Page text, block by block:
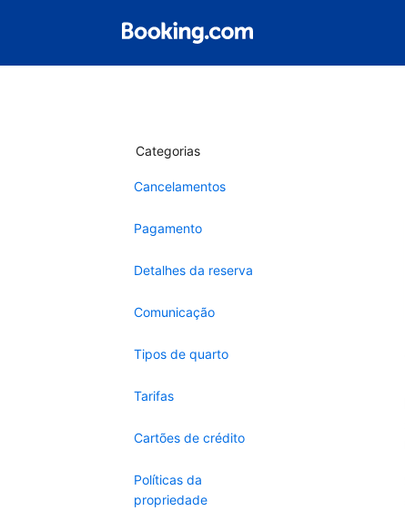
Categorias
Cancelamentos
Pagamento
Detalhes da reserva
Comunicação
Tipos de quarto
Tarifas
Cartões de crédito
Políticas da
propriedade